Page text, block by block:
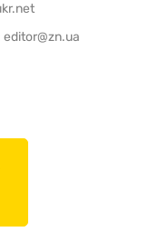
editor@zn.ua